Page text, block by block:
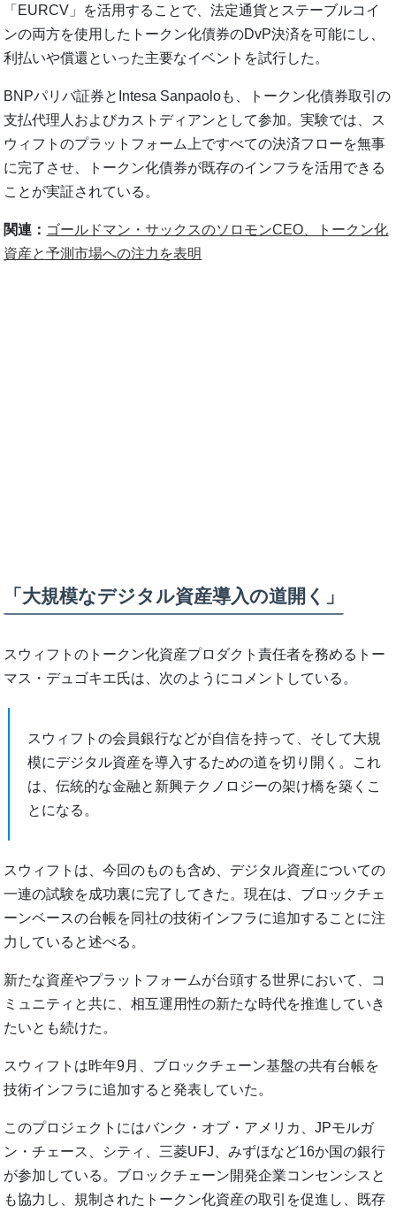
「EURCV」を活用することで、法定通貨とステーブルコイ
ンの両方を使用したトークン化債券のDvP決済を可能にし、
利払いや償還といった主要なイベントを試行した。
BNPパリバ証券とIntesa Sanpaoloも、トークン化債券取引の
支払代理人およびカストディアンとして参加。実験では、ス
ウィフトのプラットフォーム上ですべての決済フローを無事
に完了させ、トークン化債券が既存のインフラを活用できる
ことが実証されている。
関連： ゴールドマン・サックスのソロモンCEO、トークン化
資産と予測市場への注力を表明
「大規模なデジタル資産導入の道開く」
スウィフトのトークン化資産プロダクト責任者を務めるトー
マス・デュゴキエ氏は、次のようにコメントしている。
スウィフトの会員銀行などが自信を持って、そして大規
模にデジタル資産を導入するための道を切り開く。これ
は、伝統的な金融と新興テクノロジーの架け橋を築くこ
とになる。
スウィフトは、今回のものも含め、デジタル資産についての
一連の試験を成功裏に完了してきた。現在は、ブロックチェ
ーンベースの台帳を同社の技術インフラに追加することに注
力していると述べる。
新たな資産やプラットフォームが台頭する世界において、コ
ミュニティと共に、相互運用性の新たな時代を推進していき
たいとも続けた。
スウィフトは昨年9月、ブロックチェーン基盤の共有台帳を
技術インフラに追加すると発表していた。
このプロジェクトにはバンク・オブ・アメリカ、JPモルガ
ン・チェース、シティ、三菱UFJ、みずほなど16か国の銀行
が参加している。ブロックチェーン開発企業コンセンシスと
も協力し、規制されたトークン化資産の取引を促進し、既存